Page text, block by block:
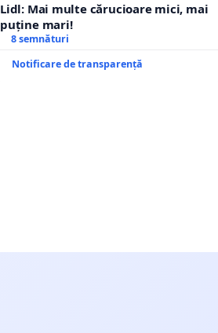
Lidl: Mai multe cărucioare mici, mai
puține mari!
8 semnături
Notificare de transparență